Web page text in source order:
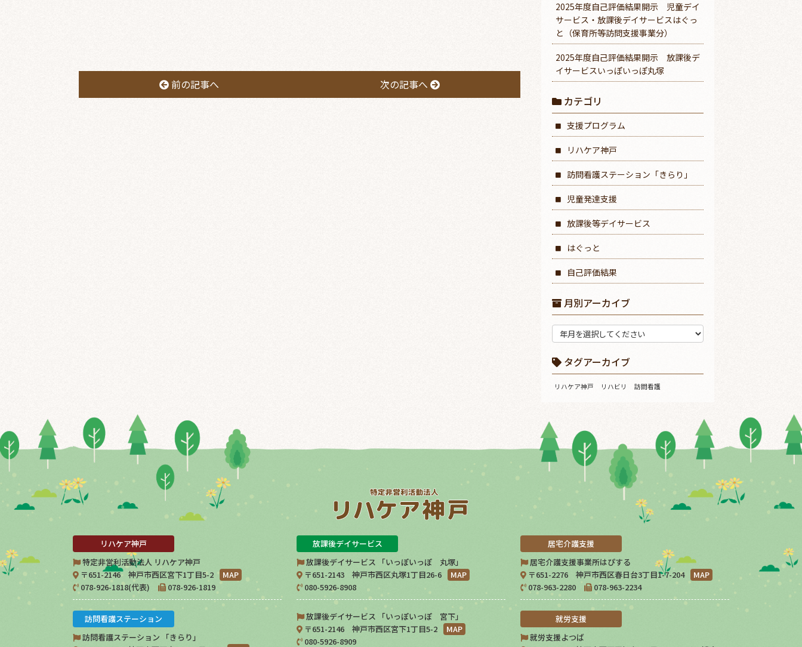
前の記事へ 次の記事へ
2025年度自己評価結果開示 児童デイ
サービス・放課後デイサービスはぐっ
と（保育所等訪問支援事業分）
2025年度自己評価結果開示 放課後デ
イサービスいっぽいっぽ丸塚
カテゴリ
支援プログラム
リハケア神戸
訪問看護ステーション「きらり」
児童発達支援
放課後等デイサービス
はぐっと
自己評価結果
月別アーカイブ
タグアーカイブ
リハケア神戸 リハビリ 訪問看護
リハケア神戸
特定非営利活動法人 リハケア神戸
〒651-2146 神戸市西区宮下1丁目5-2
MAP
078-926-1818(代表)
078-926-1819
訪問看護ステーション
訪問看護ステーション 「きらり」
放課後デイサービス
放課後デイサービス 「いっぽいっぽ 丸塚」
〒651-2143 神戸市西区丸塚1丁目26-6
MAP
080-5926-8908
放課後デイサービス 「いっぽいっぽ 宮下」
〒651-2146 神戸市西区宮下1丁目5-2
MAP
080-5926-8909
居宅介護支援
居宅介護支援事業所はぴする
〒651-2276 神戸市西区春日台3丁目1-7-204
MAP
078-963-2280
078-963-2234
就労支援
就労支援よつば